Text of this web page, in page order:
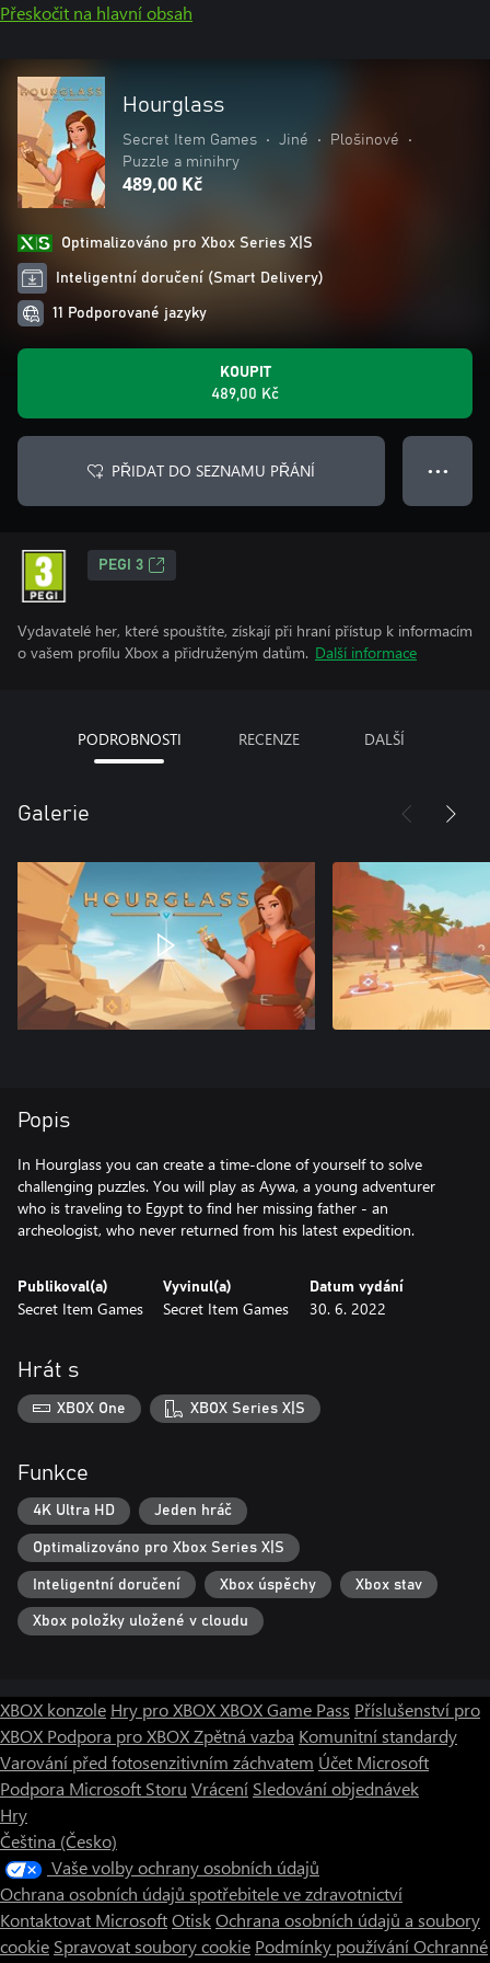
Přeskočit na hlavní obsah
Hourglass
Secret Item Games • Jiné • Plošinové
•
Puzzle a minihry
489,00 Kč
Optimalizováno pro Xbox Series X|S
Inteligentní doručení (Smart Delivery)
11 Podporované jazyky
KOUPIT
489,00 Kč
PŘIDAT DO SEZNAMU PŘÁNÍ ● ● ●
PEGI 3
Vydavatelé her, které spouštíte, získají při hraní přístup k informacím
o vašem profilu Xbox a přidruženým datům. Další informace
PODROBNOSTI RECENZE DALŠÍ
Galerie
Popis
In Hourglass you can create a time-clone of yourself to solve
challenging puzzles. You will play as Aywa, a young adventurer
who is traveling to Egypt to find her missing father - an
archeologist, who never returned from his latest expedition.
Publikoval(a)
Secret Item Games
Vyvinul(a)
Secret Item Games
Datum vydání
30. 6. 2022
Hrát s
XBOX One XBOX Series X|S
Funkce
4K Ultra HD Jeden hráč
Optimalizováno pro Xbox Series X|S
Inteligentní doručení Xbox úspěchy Xbox stav
Xbox položky uložené v cloudu
XBOX konzole Hry pro XBOXXBOX Game Pass Příslušenství pro
XBOX Podpora pro XBOXZpětná vazba Komunitní standardy
Varování před fotosenzitivním záchvatem Účet Microsoft
Podpora Microsoft Storu Vrácení Sledování objednávek
Hry
Čeština (Česko)
Vaše volby ochrany osobních údajů
Ochrana osobních údajů spotřebitele ve zdravotnictví
Kontaktovat MicrosoftOtiskOchrana osobních údajů a soubory
cookie Spravovat soubory cookie Podmínky používáníOchranné